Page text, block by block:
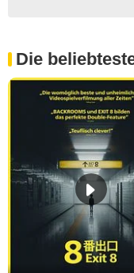
Die